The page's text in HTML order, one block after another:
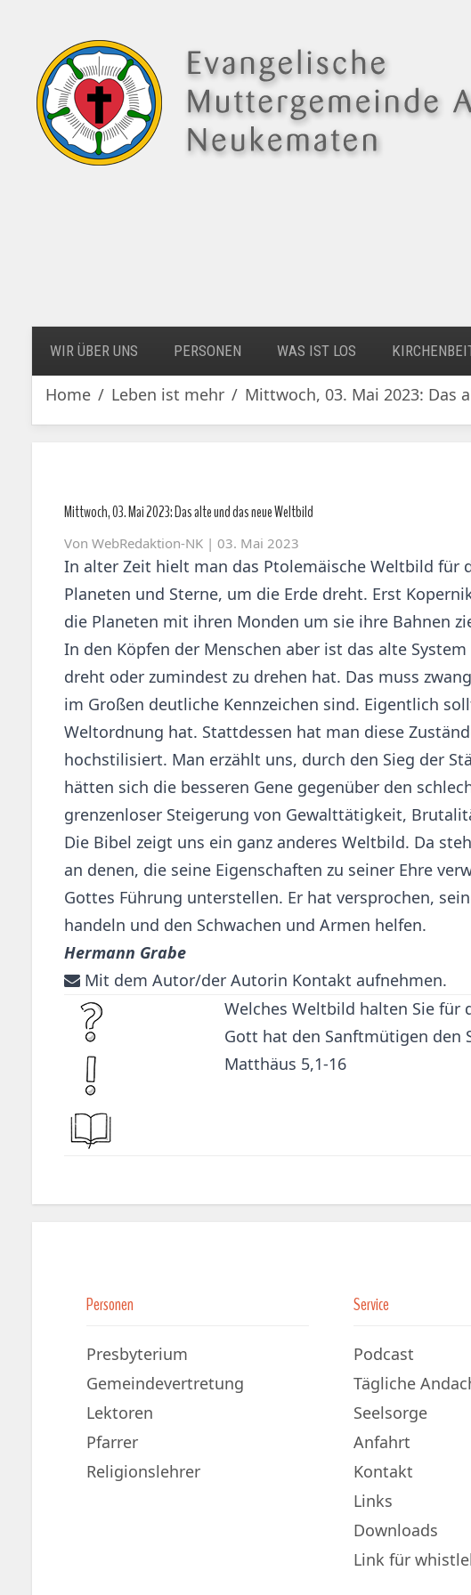
WIR ÜBER UNS PERSONEN WAS IST LOS
Home Leben ist mehr Mittwoch, 03. Mai 2023: Das
Mittwoch, 03. Mai 2023: Das alte und das neue Weltbild
Von WebRedaktion-NK | 03. Mai 2023
In alter Zeit hielt man das Ptolemäische Weltbild für
Planeten und Sterne, um die Erde dreht. Erst
die Planeten mit ihren Monden um sie ihre Bahnen
In den Köpfen der Menschen aber ist das alte
dreht oder zumindest zu drehen hat. Das muss
im Großen deutliche Kennzeichen sind. Eigentlich
Weltordnung hat. Stattdessen hat man diese
hochstilisiert. Man erzählt uns, durch den Sieg der
hätten sich die besseren Gene gegenüber den
grenzenloser Steigerung von Gewalttätigkeit,
Die Bibel zeigt uns ein ganz anderes Weltbild. Da
an denen, die seine Eigenschaften zu seiner Ehre
Gottes Führung unterstellen. Er hat versprochen,
handeln und den Schwachen und Armen helfen.
Hermann Grabe
Mit dem Autor/der Autorin Kontakt aufnehmen.
Welches Weltbild halten Sie für
Gott hat den Sanftmütigen den
Matthäus 5,1-16
Personen
Presbyterium
Gemeindevertretung
Lektoren
Pfarrer
Religionslehrer
Service
Podcast
Tägliche
Seelsorge
Anfahrt
Kontakt
Links
Downloads
Link für